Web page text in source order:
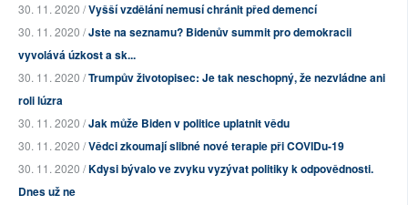
30. 11. 2020 /Vyšší vzdělání nemusí chránit před demencí
30. 11. 2020 /Jste na seznamu? Bidenův summit pro demokracii
vyvolává úzkost a sk...
30. 11. 2020 /Trumpův životopisec: Je tak neschopný, že nezvládne ani
roli lúzra
30. 11. 2020 /Jak může Biden v politice uplatnit vědu
30. 11. 2020 /Vědci zkoumají slibné nové terapie při COVIDu-19
30. 11. 2020 /Kdysi bývalo ve zvyku vyzývat politiky k odpovědnosti.
Dnes už ne